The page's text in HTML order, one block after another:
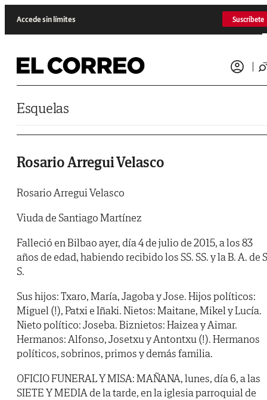
Accede sin límites Suscríbete
Esquelas
Rosario Arregui Velasco
Rosario Arregui Velasco
Viuda de Santiago Martínez
Falleció en Bilbao ayer, día 4 de julio de 2015, a los 83
años de edad, habiendo recibido los SS. SS. y la B. A. de
S.
Sus hijos: Txaro, María, Jagoba y Jose. Hijos políticos:
Miguel (!), Patxi e Iñaki. Nietos: Maitane, Mikel y Lucía.
Nieto político: Joseba. Biznietos: Haizea y Aimar.
Hermanos: Alfonso, Josetxu y Antontxu (!). Hermanos
políticos, sobrinos, primos y demás familia.
OFICIO FUNERAL Y MISA: MAÑANA, lunes, día 6, a las
SIETE Y MEDIA de la tarde, en la iglesia parroquial de